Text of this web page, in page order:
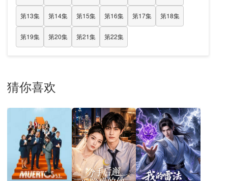
第13集 第14集 第15集 第16集 第17集 第18集
第19集 第20集 第21集 第22集
猜你喜欢